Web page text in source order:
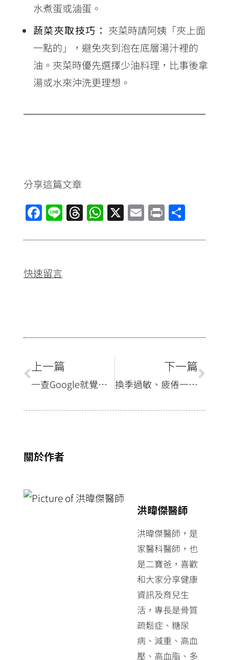
水煮蛋或滷蛋。
蔬菜夾取技巧： 夾菜時請阿姨「夾上面
一點的」，避免夾到泡在底層湯汁裡的
油。夾菜時優先選擇少油料理，比事後拿
湯或水來沖洗更理想。
分享這篇文章
F
ce
o
Li
e
T
e
W
at
X E
ai
Pr
t
快速留言
上一頁
上一篇
一查Google就覺得中風？破解吃蛋、牛奶等4大健康迷思與AI醫療應用｜未來醫聲 EP01
下一篇
換季過敏、疲倦一直來？破解3大營養迷思！火鍋、魚油這樣吃
下
關於作者
洪暐傑醫師
洪暐傑醫師，是
家醫科醫師，也
是二寶爸，喜歡
和大家分享健康
資訊及育兒生
活，專長是骨質
疏鬆症、糖尿
病、減重、高血
壓、高血脂、多